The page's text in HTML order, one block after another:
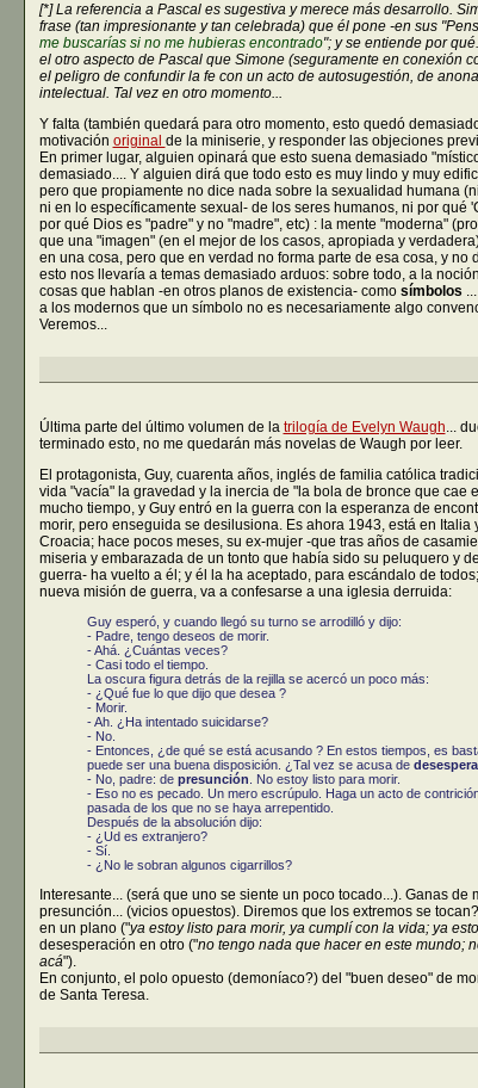
[*] La referencia a Pascal es sugestiva y merece más desarrollo.
frase (tan impresionante y tan celebrada) que él pone -en sus
me buscarías si no me hubieras encontrado"; y se entiende por
el otro aspecto de Pascal que Simone (seguramente en conexión
el peligro de confundir la fe con un acto de autosugestión, de
intelectual. Tal vez en otro momento...
Y falta (también quedará para otro momento, esto quedó
motivación original de la miniserie, y responder las objeciones
En primer lugar, alguien opinará que esto suena demasiado
demasiado.... Y alguien dirá que todo esto es muy lindo y muy
pero que propiamente no dice nada sobre la sexualidad humana
ni en lo específicamente sexual- de los seres humanos, ni por qué
por qué Dios es "padre" y no "madre", etc) : la mente "moderna"
que una "imagen" (en el mejor de los casos, apropiada y
en una cosa, pero que en verdad no forma parte de esa cosa, y no
esto nos llevaría a temas demasiado arduos: sobre todo, a la
cosas que hablan -en otros planos de existencia- como símbolos
a los modernos que un símbolo no es necesariamente algo
Veremos...
Última parte del último volumen de la trilogía de Evelyn Waugh...
terminado esto, no me quedarán más novelas de Waugh por leer.
El protagonista, Guy, cuarenta años, inglés de familia católica
vida "vacía" la gravedad y la inercia de "la bola de bronce que cae
mucho tiempo, y Guy entró en la guerra con la esperanza de
morir, pero enseguida se desilusiona. Es ahora 1943, está en
Croacia; hace pocos meses, su ex-mujer -que tras años de
miseria y embarazada de un tonto que había sido su peluquero y
guerra- ha vuelto a él; y él la ha aceptado, para escándalo de
nueva misión de guerra, va a confesarse a una iglesia derruida:
Guy esperó, y cuando llegó su turno se arrodilló y dijo:
- Padre, tengo deseos de morir.
- Ahá. ¿Cuántas veces?
- Casi todo el tiempo.
La oscura figura detrás de la rejilla se acercó un poco más:
- ¿Qué fue lo que dijo que desea ?
- Morir.
- Ah. ¿Ha intentado suicidarse?
- No.
- Entonces, ¿de qué se está acusando ? En estos tiempos, es
puede ser una buena disposición. ¿Tal vez se acusa de
- No, padre: de presunción . No estoy listo para morir.
- Eso no es pecado. Un mero escrúpulo. Haga un acto de
pasada de los que no se haya arrepentido.
Después de la absolución dijo:
- ¿Ud es extranjero?
- Sí.
- ¿No le sobran algunos cigarrillos?
Interesante... (será que uno se siente un poco tocado...). Ganas
presunción... (vicios opuestos). Diremos que los extremos se
en un plano ("ya estoy listo para morir, ya cumplí con la vida; ya
desesperación en otro ("no tengo nada que hacer en este mundo;
acá").
En conjunto, el polo opuesto (demoníaco?) del "buen deseo" de
de Santa Teresa.